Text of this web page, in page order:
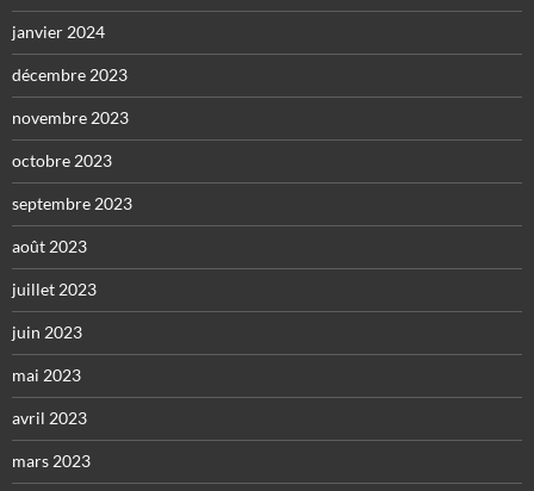
janvier 2024
décembre 2023
novembre 2023
octobre 2023
septembre 2023
août 2023
juillet 2023
juin 2023
mai 2023
avril 2023
mars 2023